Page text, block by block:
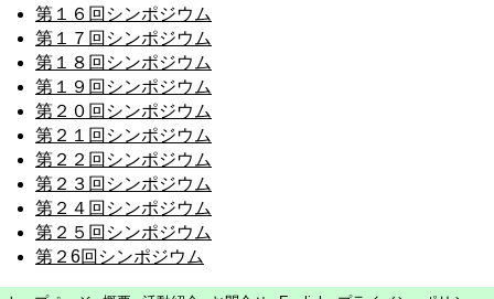
第１６回シンポジウム
第１７回シンポジウム
第１８回シンポジウム
第１９回シンポジウム
第２０回シンポジウム
第２１回シンポジウム
第２２回シンポジウム
第２３回シンポジウム
第２４回シンポジウム
第２５回シンポジウム
第２6回シンポジウム